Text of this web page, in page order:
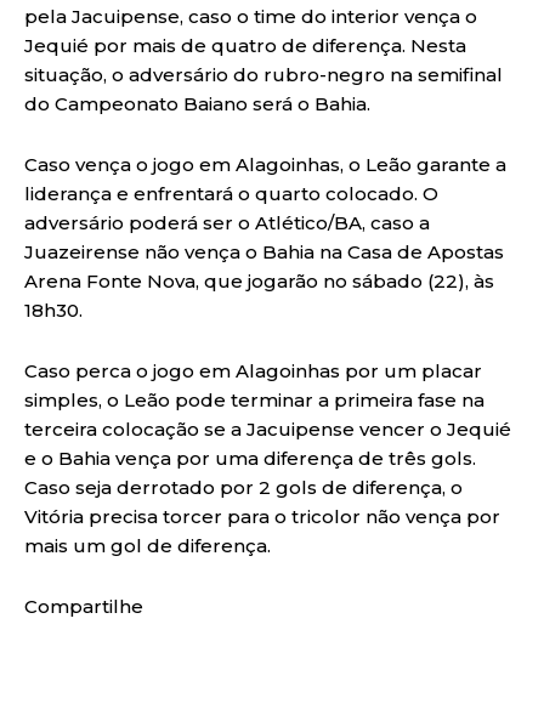
pela Jacuipense, caso o time do interior vença o
Jequié por mais de quatro de diferença. Nesta
situação, o adversário do rubro-negro na semifinal
do Campeonato Baiano será o Bahia.
Caso vença o jogo em Alagoinhas, o Leão garante a
liderança e enfrentará o quarto colocado. O
adversário poderá ser o Atlético/BA, caso a
Juazeirense não vença o Bahia na Casa de Apostas
Arena Fonte Nova, que jogarão no sábado (22), às
18h30.
Caso perca o jogo em Alagoinhas por um placar
simples, o Leão pode terminar a primeira fase na
terceira colocação se a Jacuipense vencer o Jequié
e o Bahia vença por uma diferença de três gols.
Caso seja derrotado por 2 gols de diferença, o
Vitória precisa torcer para o tricolor não vença por
mais um gol de diferença.
Compartilhe